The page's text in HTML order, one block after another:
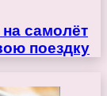
самолёт
поездку